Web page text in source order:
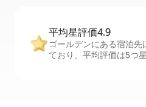
平均星評価4.9
ゴールデンにある宿泊
ており、平均評価は5つ